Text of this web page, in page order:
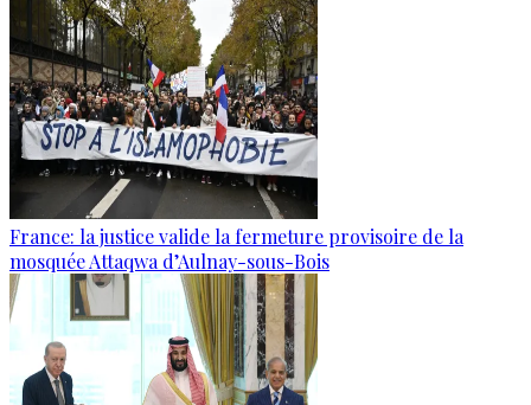
France: la justice valide la fermeture provisoire de la
mosquée Attaqwa d’Aulnay-sous-Bois